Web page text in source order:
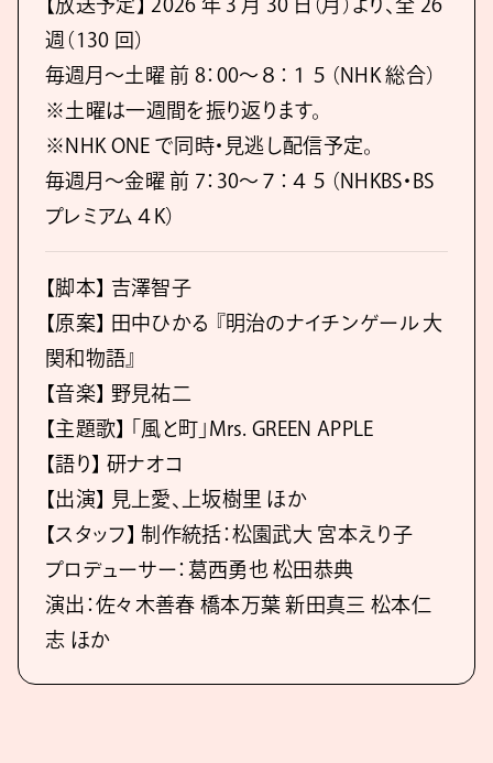
週（130 回）
毎週月～土曜 前 8：00～８：１５（NHK 総合）
※土曜は一週間を振り返ります。
※NHK ONE で同時・見逃し配信予定。
毎週月～金曜 前 7：30～７：４５（NHKBS・BS
プレミアム４K）
【脚本】 吉澤智子
【原案】 田中ひかる 『明治のナイチンゲール 大
関和物語』
【音楽】 野見祐二
【主題歌】 「風と町」Mrs. GREEN APPLE
【語り】 研ナオコ
【出演】 見上愛、上坂樹里 ほか
【スタッフ】 制作統括：松園武大 宮本えり子
プロデューサー：葛西勇也 松田恭典
演出：佐々木善春 橋本万葉 新田真三 松本仁
志 ほか